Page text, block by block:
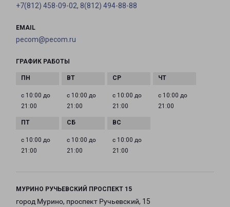
+7(812) 458-09-02, 8(812) 494-88-88
EMAIL
pecom@pecom.ru
ГРАФИК РАБОТЫ
с 10:00 до
21:00
с 10:00 до
21:00
с 10:00 до
21:00
с 10:00 до
21:00
с 10:00 до
21:00
с 10:00 до
21:00
с 10:00 до
21:00
МУРИНО РУЧЬЕВСКИЙ ПРОСПЕКТ 15
город Мурино, проспект Ручьевский, 15